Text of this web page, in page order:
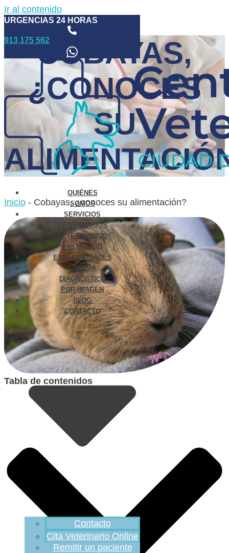
Ir al contenido
URGENCIAS 24 HORAS
913 175 562
QUIÉNES
SOMOS
SERVICIOS
VETERINARIOS
VETERINARIOS
24H MADRID
ESPECIALIDADES
CIRUGÍA
DIAGNÓSTICO
POR IMAGEN
BLOG
CONTACTO
Contacto
Cita Veterinario Online
Remitir un paciente
COBAYAS,
¿CONOCES
SU
Inicio - Cobayas, ¿conoces su alimentación?
Tabla de contenidos